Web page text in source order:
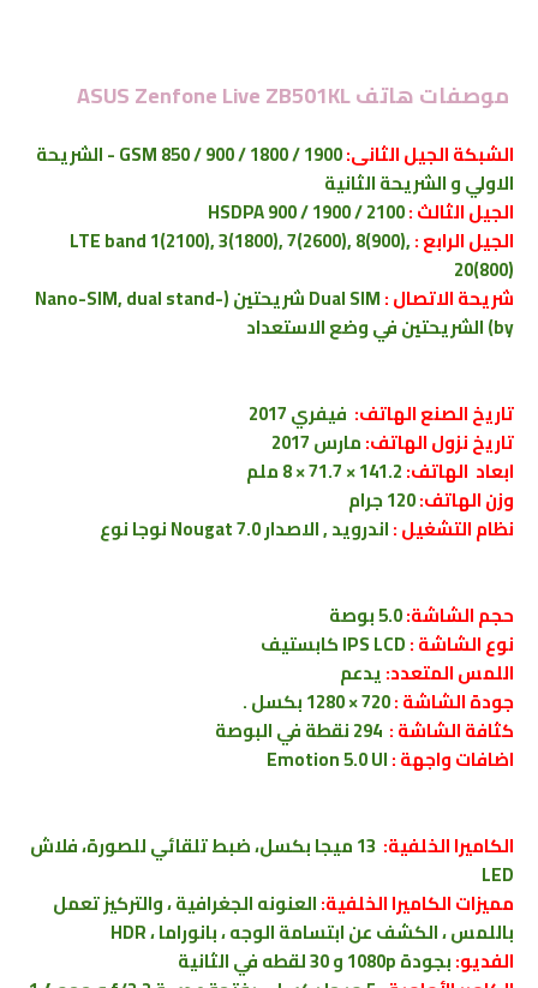
موصفات هاتف ASUS Zenfone Live ZB501KL
الشبكة الجيل الثانى:
GSM 850 / 900 / 1800 / 1900 - الشريحة
الاولي و الشريحة الثانية
الجيل الثالث :HSDPA 900 / 1900 / 2100
الجيل الرابع :LTE band 1(2100), 3(1800), 7(2600), 8(900),
20(800)
شريحة الاتصال :
Dual SIM شريحتين (Nano-SIM, dual stand-
by) الشريحتين في وضع الاستعداد
تاريخ الصنع الهاتف: فيفري 2017
تاريخ نزول الهاتف:مارس 2017
ابعاد الهاتف:
وزن الهاتف:
نظام التشغيل :اندرويد , الاصدار 7.0 Nougat نوجا نوع
حجم الشاشة:
نوع الشاشة :
اللمس المتعدد:يدعم
جودة الشاشة :720 × 1280 بكسل .
كثافة الشاشة :
اضافات واجهة :
الكاميرا الخلفية:
13 ميجا بكسل، ضبط تلقائي للصورة، فلاش
LED
مميزات الكاميرا الخلفية:العنونه الجغرافية ، والتركيز تعمل
باللمس ، الكشف عن ابتسامة الوجه ، بانوراما ، HDR
الفديو:بجودة 1080p و 30 لقطه في الثانية